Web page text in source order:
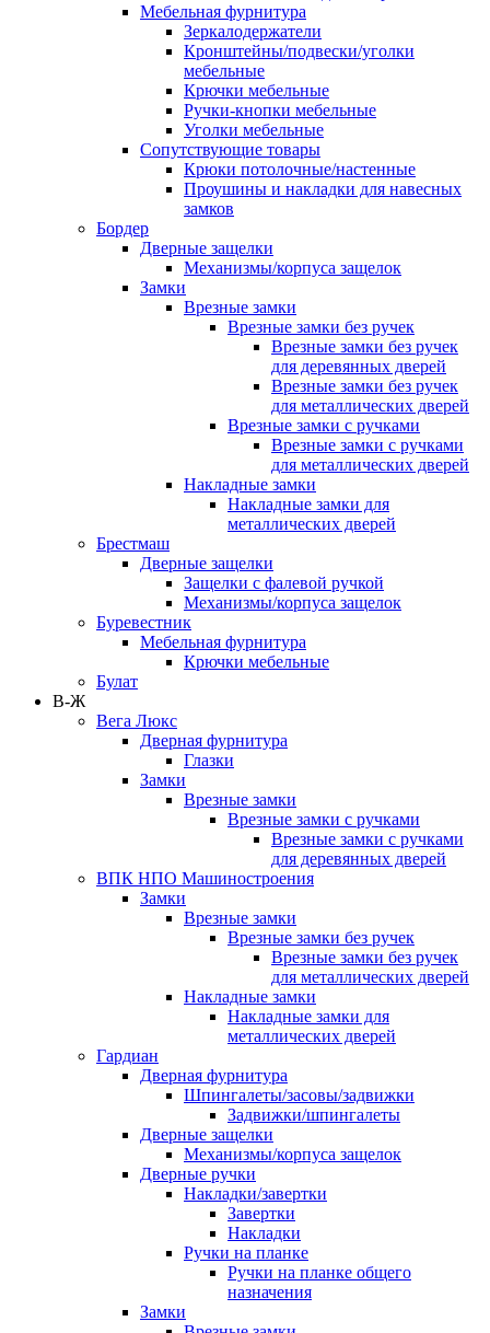
Мебельная фурнитура
Зеркалодержатели
Кронштейны/подвески/уголки
мебельные
Крючки мебельные
Ручки-кнопки мебельные
Уголки мебельные
Сопутствующие товары
Крюки потолочные/настенные
Проушины и накладки для навесных
замков
Бордер
Дверные защелки
Механизмы/корпуса защелок
Замки
Врезные замки
Врезные замки без ручек
Врезные замки без ручек
для деревянных дверей
Врезные замки без ручек
для металлических дверей
Врезные замки с ручками
Врезные замки с ручками
для металлических дверей
Накладные замки
Накладные замки для
металлических дверей
Брестмаш
Дверные защелки
Защелки с фалевой ручкой
Механизмы/корпуса защелок
Буревестник
Мебельная фурнитура
Крючки мебельные
Булат
В-Ж
Вега Люкс
Дверная фурнитура
Глазки
Замки
Врезные замки
Врезные замки с ручками
Врезные замки с ручками
для деревянных дверей
ВПК НПО Машиностроения
Замки
Врезные замки
Врезные замки без ручек
Врезные замки без ручек
для металлических дверей
Накладные замки
Накладные замки для
металлических дверей
Гардиан
Дверная фурнитура
Шпингалеты/засовы/задвижки
Задвижки/шпингалеты
Дверные защелки
Механизмы/корпуса защелок
Дверные ручки
Накладки/завертки
Завертки
Накладки
Ручки на планке
Ручки на планке общего
назначения
Замки